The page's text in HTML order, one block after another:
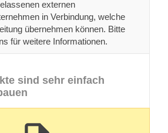
externen
in Verbindung, welche
übernehmen können. Bitte
für weitere Informationen.
sind sehr einfach